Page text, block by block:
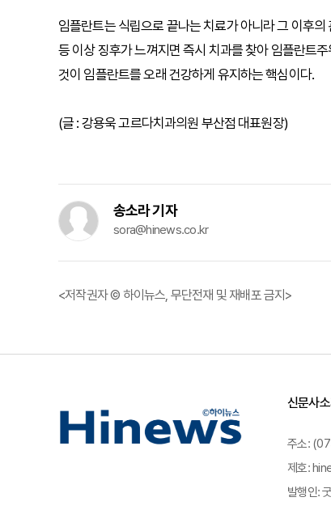
임플란트는 식립으로 끝나는 치료가 아니라 그 이후
등 이상 징후가 느껴지면 즉시 치과를 찾아 임플란트
것이 임플란트를 오래 건강하게 유지하는 핵심이다.
(글 : 강용욱 고르다치과의원 부산점 대표원장)
송소라 기자
sora@hinews.co.kr
<저작권자 © 하이뉴스, 무단전재 및 재배포 금지>
신문사
주소:
제호:
발행인: